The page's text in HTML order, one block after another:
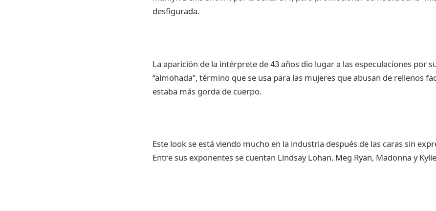
desfigurada.
La aparición de la intérprete de 43 años dio lugar a las especulaciones por
“almohada”, término que se usa para las mujeres que abusan de rellenos
estaba más gorda de cuerpo.
Este look se está viendo mucho en la industria después de las caras sin
Entre sus exponentes se cuentan Lindsay Lohan, Meg Ryan, Madonna y